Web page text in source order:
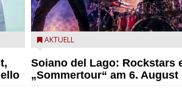
Stef Burns, Will Hunt und Andrea
AKTUELL
Soiano del Lago: Rockstars
„Sommertour“ am 6. August